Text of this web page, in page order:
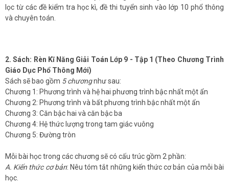
lọc từ các đề kiểm tra học kì, đề thi tuyển sinh vào lớp 10 phổ thông
và chuyên toán.
2. Sách: Rèn Kĩ Năng Giải Toán Lớp 9 - Tập 1 (Theo Chương Trình
Giáo Dục Phổ Thông Mới)
Sách sẽ bao gồm 5 chươngnhư sau:
Chương 1: Phương trình và hệ hai phương trình bậc nhất một ẩn
Chương 2: Phương trình và bất phương trình bậc nhất một ẩn
Chương 3: Căn bậc hai và căn bậc ba
Chương 4: Hệ thức lượng trong tam giác vuông
Chương 5: Đường tròn
Mỗi bài học trong các chương sẽ có cấu trúc gồm 2 phần:
A. Kiến thức cơ bản: Nêu tóm tắt những kiến thức cơ bản của mỗi bài
học.